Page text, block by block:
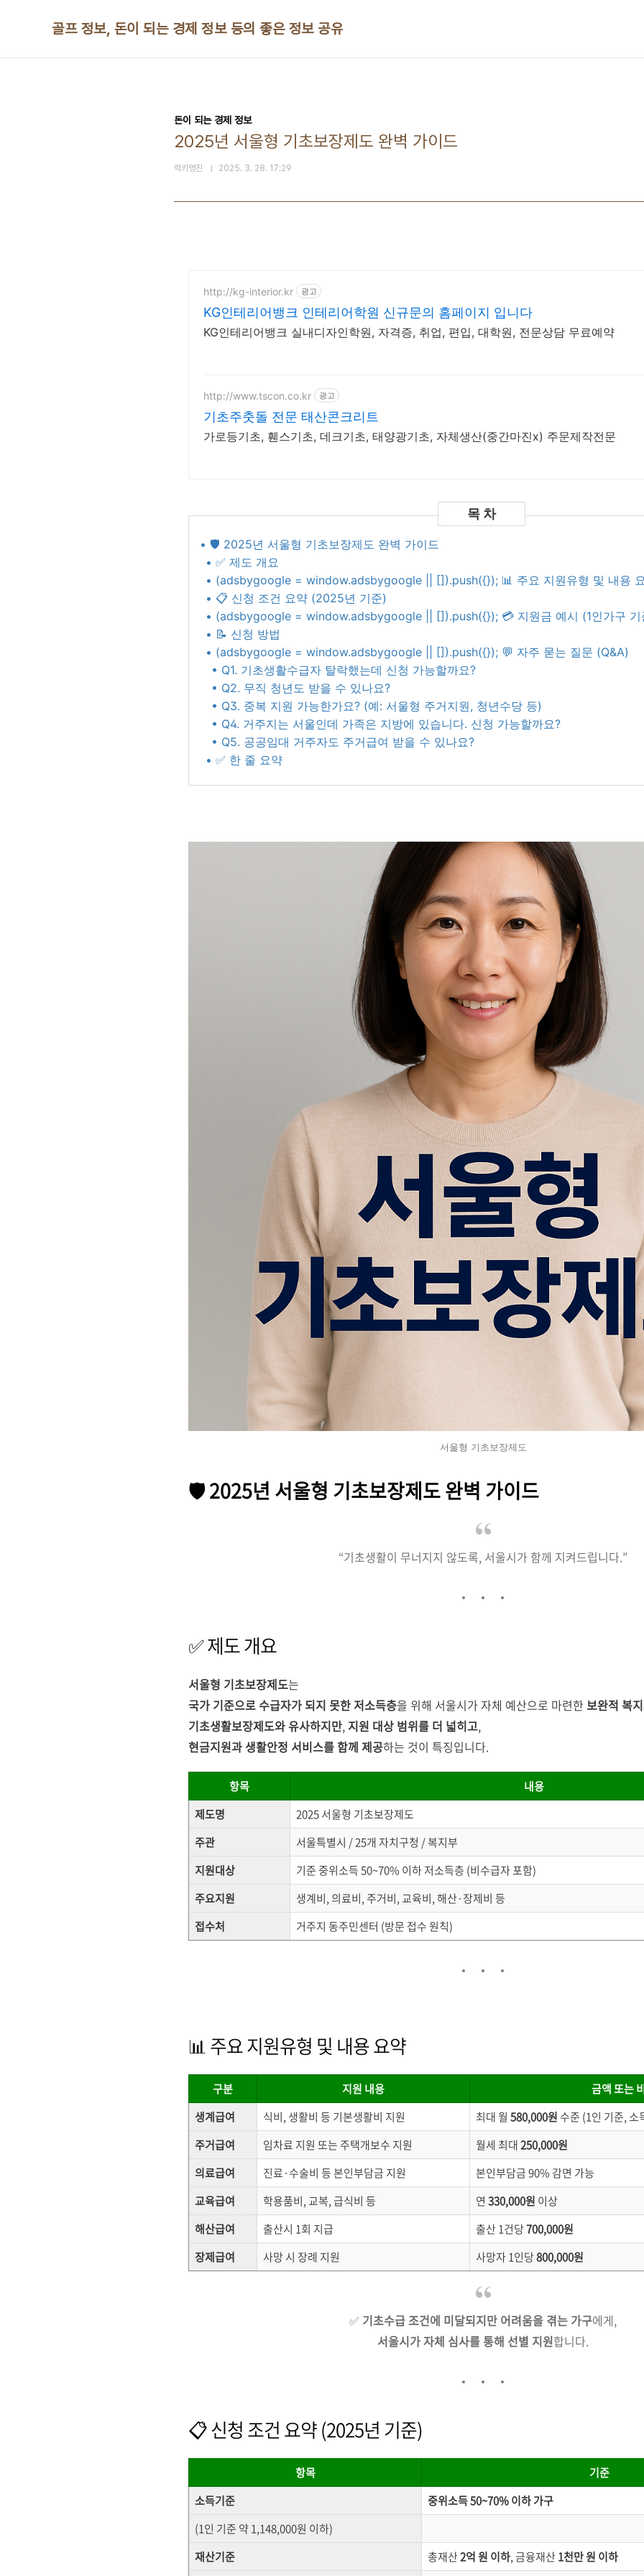
골프 정보, 돈이 되는 경제 정보 등의 좋은 정보 공유
돈이 되는 경제 정보
2025년 서울형 기초보장제도 완벽 가이드
럭키영진 2025. 3. 28. 17:29
http://kg-interior.kr 광고
KG인테리어뱅크 인테리어학원 신규문의 홈페이지 입니다
KG인테리어뱅크 실내디자인학원, 자격증, 취업, 편입, 대학원, 전문상담 무료예약
http://www.tscon.co.kr 광고
기초주춧돌 전문 태산콘크리트
가로등기초, 휀스기초, 데크기초, 태양광기초, 자체생산(중간마진x) 주문제작전문
• 🛡️ 2025년 서울형 기초보장제도 완벽 가이드
• ✅ 제도 개요
• (adsbygoogle = window.adsbygoogle || []).push({}); 📊 주요 지원유형 및 내용
• 📋 신청 조건 요약 (2025년 기준)
• (adsbygoogle = window.adsbygoogle || []).push({}); 💳 지원금 예시 (1인가구 기
• 📝 신청 방법
• (adsbygoogle = window.adsbygoogle || []).push({}); 💬 자주 묻는 질문 (Q&A)
• Q1. 기초생활수급자 탈락했는데 신청 가능할까요?
• Q2. 무직 청년도 받을 수 있나요?
• Q3. 중복 지원 가능한가요? (예: 서울형 주거지원, 청년수당 등)
• Q4. 거주지는 서울인데 가족은 지방에 있습니다. 신청 가능할까요?
• Q5. 공공임대 거주자도 주거급여 받을 수 있나요?
• ✅ 한 줄 요약
서울형 기초보장제도
🛡️2025년 서울형 기초보장제도 완벽 가이드
“기초생활이 무너지지 않도록, 서울시가 함께 지켜드립니다.”
✅ 제도 개요
서울형 기초보장제도는
국가 기준으로 수급자가 되지 못한 저소득층을 위해 서울시가 자체 예산으로 마련한 보완적 복
기초생활보장제도와 유사하지만, 지원 대상 범위를 더 넓히고,
현금지원과 생활안정 서비스를 함께 제공하는 것이 특징입니다.
항목
내용
제도명
2025 서울형 기초보장제도
주관
서울특별시 / 25개 자치구청 / 복지부
지원대상
기준 중위소득 50~70% 이하 저소득층 (비수급자 포함)
주요지원
생계비, 의료비, 주거비, 교육비, 해산·장제비 등
접수처
거주지 동주민센터 (방문 접수 원칙)
📊 주요 지원유형 및 내용 요약
구분 지원 내용
금액 또는
생계급여
식비, 생활비 등 기본생활비 지원 최대 월 580,000원 수준 (1인 기준, 소
주거급여
임차료 지원 또는 주택개보수 지원 월세 최대250,000원
의료급여
진료·수술비 등 본인부담금 지원
본인부담금 90% 감면 가능
교육급여
학용품비, 교복, 급식비 등 연 330,000원 이상
해산급여
출산시 1회 지급 출산 1건당700,000원
장제급여
사망 시 장례 지원 사망자 1인당800,000원
✅ 기초수급 조건에 미달되지만 어려움을 겪는 가구에게,
서울시가 자체 심사를 통해 선별 지원합니다.
📋 신청 조건 요약 (2025년 기준)
항목
기준
소득기준
중위소득 50~70% 이하 가구
(1인 기준 약 1,148,000원 이하)
재산기준
총재산2억 원 이하, 금융재산1천만 원 이하